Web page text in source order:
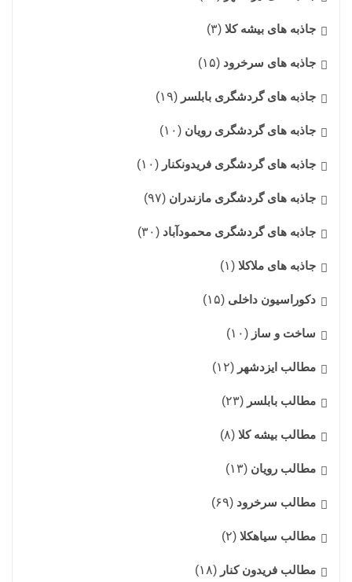
جاذبه های بیشه کلا (۳)
جاذبه های سرخرود (۱۵)
جاذبه های گردشگری بابلسر (۱۹)
جاذبه های گردشگری رویان (۱۰)
جاذبه های گردشگری فریدونکنار (۱۰)
جاذبه های گردشگری مازندران (۹۷)
جاذبه های گردشگری محمودآباد (۳۰)
جاذبه های ملاکلا (۱)
دکوراسیون داخلی (۱۵)
ساخت و ساز (۱۰)
مطالب ایزدشهر (۱۲)
مطالب بابلسر (۲۳)
مطالب بیشه کلا (۸)
مطالب رویان (۱۳)
مطالب سرخرود (۶۹)
مطالب سیاهکلا (۲)
مطالب فریدون کنار (۱۸)